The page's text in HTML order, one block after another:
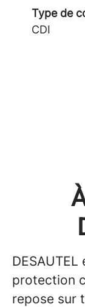
Type de
CDI
DESAUTEL
protection
repose sur